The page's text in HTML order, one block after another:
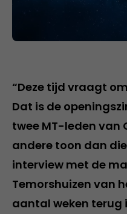
“Deze tijd vraagt
Dat is de
twee MT-leden van
andere toon dan
interview met de
Temorshuizen van
aantal weken terug